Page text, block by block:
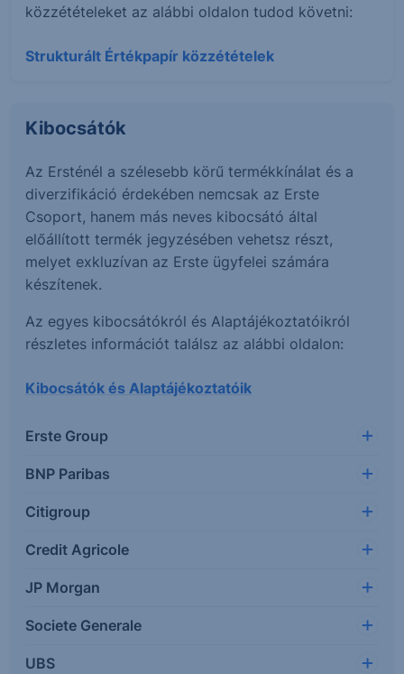
közzétételeket az alábbi oldalon tudod követni:
Strukturált Értékpapír közzétételek
Kibocsátók
Az Ersténél a szélesebb körű termékkínálat és a
diverzifikáció érdekében nemcsak az Erste
Csoport, hanem más neves kibocsátó által
előállított termék jegyzésében vehetsz részt,
melyet exkluzívan az Erste ügyfelei számára
készítenek.
Az egyes kibocsátókról és Alaptájékoztatóikról
részletes információt találsz az alábbi oldalon:
Kibocsátók és Alaptájékoztatóik
Erste Group
BNP Paribas
Citigroup
Credit Agricole
JP Morgan
Societe Generale
UBS